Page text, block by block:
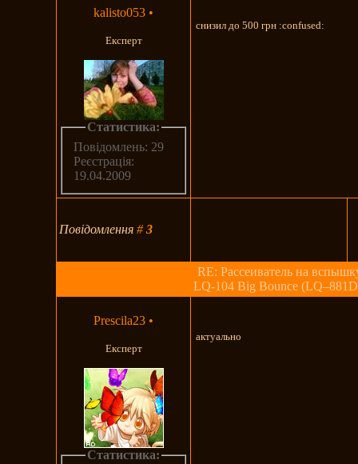
kalisto053 •
Експерт
Статистика:
Повідомлень: 29
Реєстрація:
19.04.2009
снизил до 500 грн :confused:
Повідомлення#3
RE: Рассеиватель на
LQ-104 Big Bounce
Prescila23 •
Експерт
Статистика:
актуально